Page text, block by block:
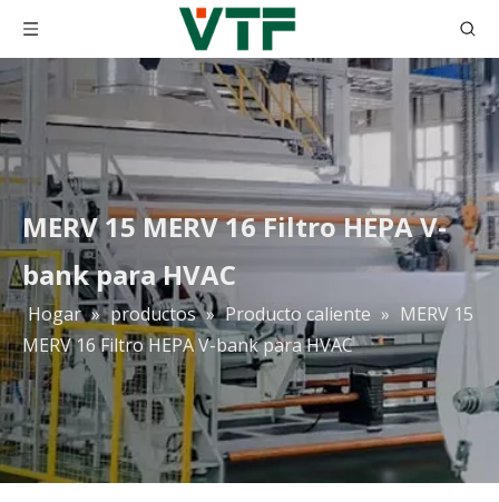
MERV 15 MERV 16 Filtro HEPA V-
bank para HVAC
Hogar » productos » Producto caliente » MERV 15
MERV 16 Filtro HEPA V-bank para HVAC
Filtro de aire grueso resistente a altas temperaturas para horno al horno Prefiltro plisado con marco galvanizado G4/MERV8